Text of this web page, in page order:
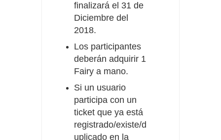
finalizará el 31 de
Diciembre del
2018.
Los participantes
deberán adquirir 1
Fairy a mano.
Si un usuario
participa con un
ticket que ya está
registrado/existe/d
uplicado en la